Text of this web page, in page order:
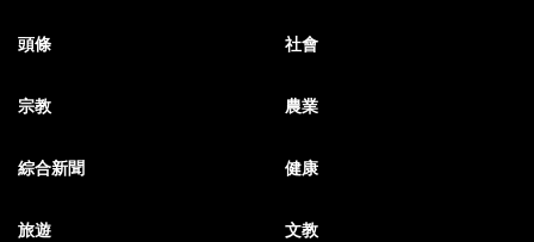
頭條 社會
宗教 農業
綜合新聞 健康
旅遊 文教